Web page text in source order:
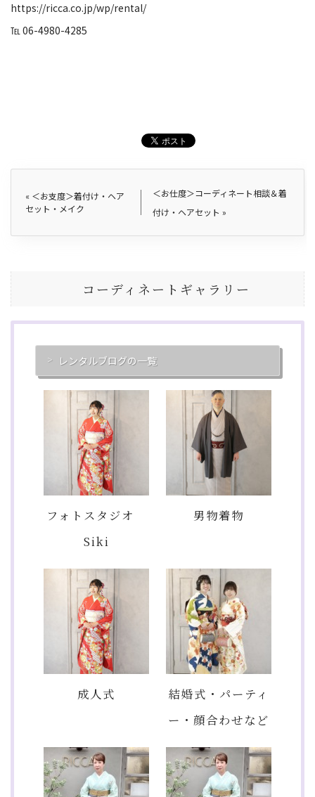
https://ricca.co.jp/wp/rental/
℡ 06-4980-4285
« ＜お支度＞着付け・ヘア
セット・メイク
＜お仕度＞コーディネート相談＆着
付け・ヘアセット»
コーディネートギャラリー
レンタルブログの一覧
フォトスタジオ
Siki
男物着物
成人式
結婚式・パーティ
ー・顔合わせなど